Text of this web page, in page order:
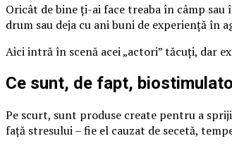
Oricât de bine ți-ai face treaba în câmp
drum sau deja cu ani buni de experiență în
Aici intră în scenă acei „actori” tăcuți, dar
Ce sunt, de fapt,
Pe scurt, sunt produse create pentru a
față stresului – fie el cauzat de secetă,